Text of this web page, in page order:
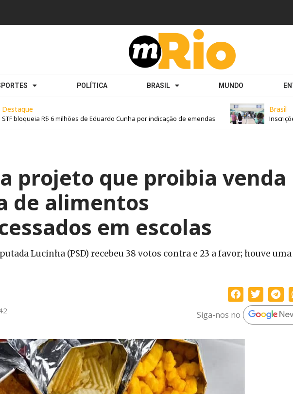
POLÍTICA BRASIL MUNDO
bloqueia R$ 6 milhões de Eduardo Cunha por indicação de emendas
Brasil
Inscrições
projeto que proibia venda
de alimentos
em escolas
Lucinha (PSD) recebeu 38 votos contra e 23 a favor; houve uma
Siga-nos no